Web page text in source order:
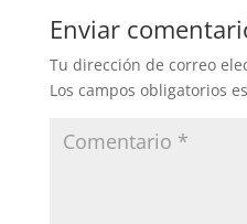
Enviar
Tu dirección de correo
Los campos obligatorios